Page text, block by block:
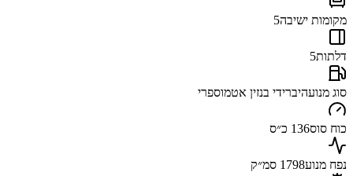
מקומות ישיבה5
דלתות5
סוג מנועהיברידי בנזין אטמוספרי
כוח סוס136 כ״ס
נפח מנוע1798 סמ״ק